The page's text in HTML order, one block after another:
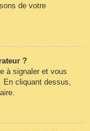
de votre
?
à signaler et vous
cliquant dessus,